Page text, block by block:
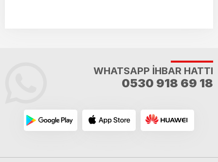
WHATSAPP İHBAR HATTI
0530 918 69 18